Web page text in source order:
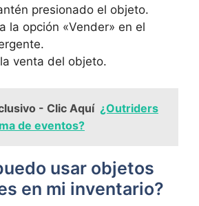
presionado el ⁢objeto.
la opción «Vender» en ‍el
venta del‍ objeto.
- Clic Aquí ¿Outriders
de eventos?
usar objetos
en mi inventario?